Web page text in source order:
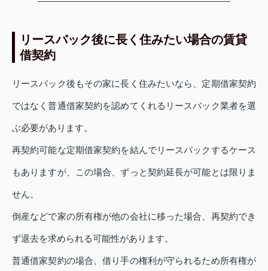
リースバック後に長く住みたい場合の賃貸
借契約
リースバック後もその家に長く住みたいなら、定期借家契約
ではなく普通借家契約を認めてくれるリースバック業者を選
ぶ必要があります。
再契約可能な定期借家契約を結んでリースバックするケース
もありますが、この場合、ずっと契約延長が可能とは限りま
せん。
倒産などで家の所有権が他の会社に移った場合、再契約でき
ず退去を求められる可能性があります。
普通借家契約の場合、借り手の権利が守られるため所有権が